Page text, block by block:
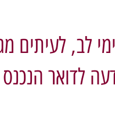
לב, לעיתים
לדואר